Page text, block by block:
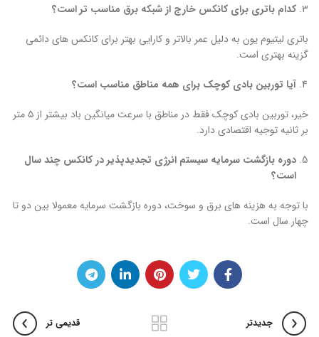
کدام باتری برای کانکس خارج از شبکه برق مناسب تر است؟
باتری لیتیوم یون به دلیل عمر بالاتر و کارایی بهتر برای کانکس های دائمی
گزینه بهتری است.
آیا توربین بادی کوچک برای همه مناطق مناسب است؟
خیر، توربین بادی کوچک فقط در مناطق با سرعت میانگین باد بیشتر از ۵ متر
بر ثانیه توجیه اقتصادی دارد.
دوره بازگشت سرمایه سیستم انرژی تجدیدپذیر در کانکس چند سال
است؟
با توجه به هزینه های برق و سوخت، دوره بازگشت سرمایه معمولا بین دو تا
چهار سال است.
جدیدتر قدیمی تر